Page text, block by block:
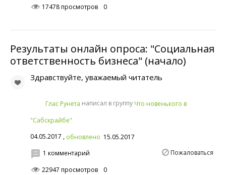
17478 просмотров
0
Результаты онлайн опроса: "Социальная
ответственность бизнеса" (начало)
Здравствуйте, уважаемый читатель
Глас Рунета написал в группу Что новенького в
"Сабскрайбе"
04.05.2017 , обновлено 15.05.2017
Пожаловаться
1 комментарий
22947 просмотров
0